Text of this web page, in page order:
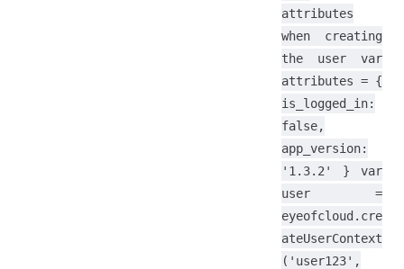
attributes
when creating
the user var
attributes = {
is_logged_in:
false,
app_version:
'1.3.2' } var
user =
eyeofcloud.cre
ateUserContext
('user123',